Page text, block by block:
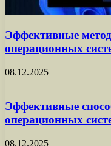
Эффективные
операционных
08.12.2025
Эффективные
операционных
08.12.2025